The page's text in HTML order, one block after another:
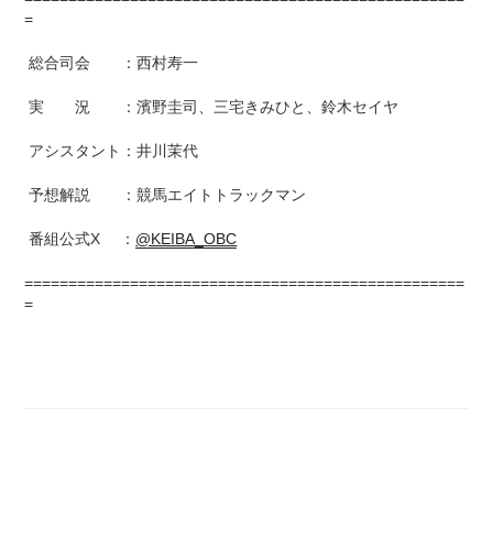
=
総合司会 ：西村寿一
実 況 ：濱野圭司、三宅きみひと、鈴木セイヤ
アシスタント：井川茉代
予想解説 ：競馬エイトトラックマン
番組公式X ： @KEIBA_OBC
==================================================
=